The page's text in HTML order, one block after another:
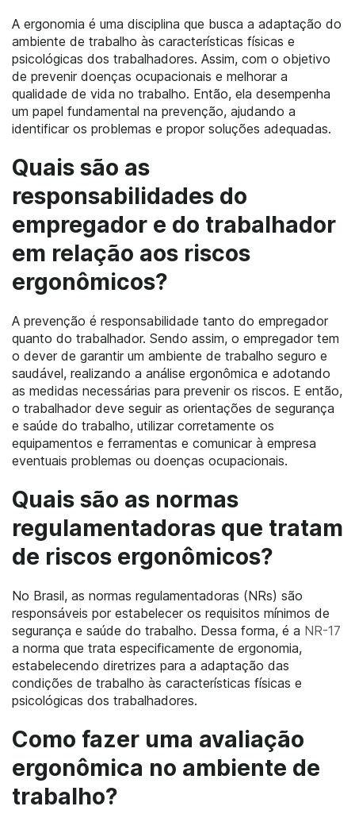
A ergonomia é uma disciplina que busca a adaptação do
ambiente de trabalho às características físicas e
psicológicas dos trabalhadores. Assim, com o objetivo
de prevenir doenças ocupacionais e melhorar a
qualidade de vida no trabalho. Então, ela desempenha
um papel fundamental na prevenção, ajudando a
identificar os problemas e propor soluções adequadas.
Quais são as
responsabilidades do
empregador e do trabalhador
em relação aos riscos
ergonômicos?
A prevenção é responsabilidade tanto do empregador
quanto do trabalhador. Sendo assim, o empregador tem
o dever de garantir um ambiente de trabalho seguro e
saudável, realizando a análise ergonômica e adotando
as medidas necessárias para prevenir os riscos. E então,
o trabalhador deve seguir as orientações de segurança
e saúde do trabalho, utilizar corretamente os
equipamentos e ferramentas e comunicar à empresa
eventuais problemas ou doenças ocupacionais.
Quais são as normas
regulamentadoras que tratam
de riscos ergonômicos?
No Brasil, as normas regulamentadoras (NRs) são
responsáveis por estabelecer os requisitos mínimos de
segurança e saúde do trabalho. Dessa forma, é a NR-17
a norma que trata especificamente de ergonomia,
estabelecendo diretrizes para a adaptação das
condições de trabalho às características físicas e
psicológicas dos trabalhadores.
Como fazer uma avaliação
ergonômica no ambiente de
trabalho?